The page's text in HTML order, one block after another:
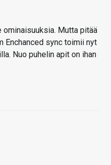
Mutta pitää
Enchanced sync toimii nyt
Nuo puhelin apit on ihan